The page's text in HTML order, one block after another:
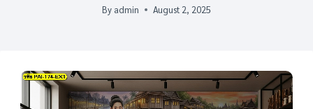
By admin August 2, 2025